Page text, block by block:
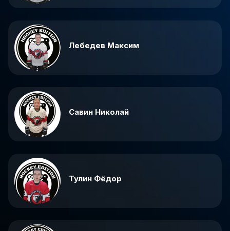
Лебедев Максим
Савин Николай
Тулин Фёдор